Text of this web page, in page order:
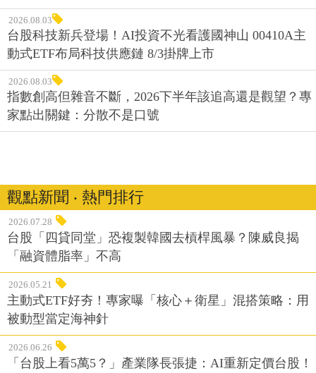
2026.08.03
台股科技新兵登場！AI投資不光看護國神山 00410A主
動式ETF布局科技供應鏈 8/3掛牌上市
2026.08.03
指數創高但雜音不斷，2026下半年該追高還是觀望？專
家點出關鍵：分散不是口號
觀點新聞 ‧ 熱門排行
2026.07.28
台股「四貸同堂」恐複製韓國去槓桿風暴？陳威良揭
「融資體脂率」不高
2026.05.21
主動式ETF好夯！專家曝「核心＋衛星」混搭策略：用
被動型當定海神針
2026.06.26
「台股上看5萬5？」產業隊長張捷：AI重新定價台股！